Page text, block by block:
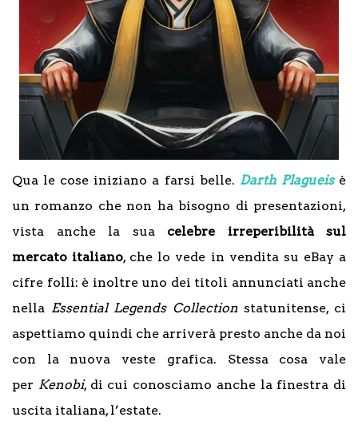
Qua le cose iniziano a farsi belle. Darth Plagueisè
un romanzo che non ha bisogno di presentazioni,
vista anche la sua celebre irreperibilità sul
mercato italiano, che lo vede in vendita su eBay a
cifre folli: è inoltre uno dei titoli annunciati anche
nella Essential Legends Collectionstatunitense, ci
aspettiamo quindi che arriverà presto anche da noi
con la nuova veste grafica. Stessa cosa vale
per Kenobi, di cui conosciamo anche la finestra di
uscita italiana, l’estate.